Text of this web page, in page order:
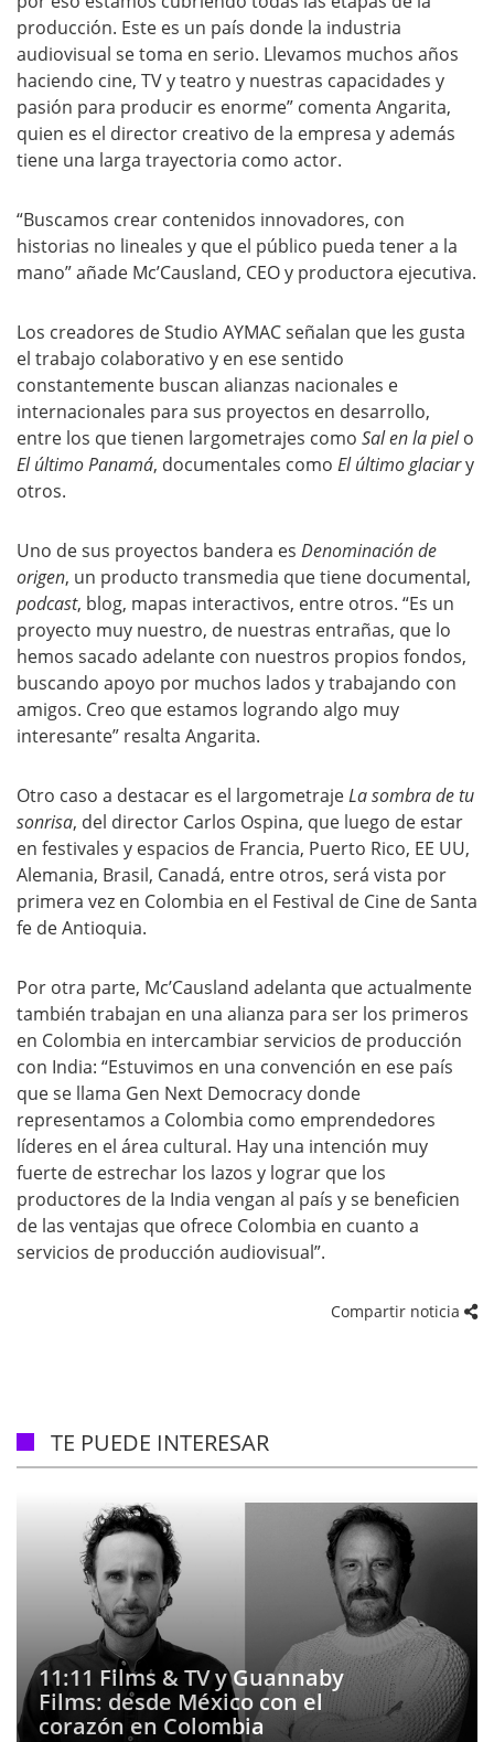
producción. Este es un país donde la industria
audiovisual se toma en serio. Llevamos muchos años
haciendo cine, TV y teatro y nuestras capacidades y
pasión para producir es enorme” comenta Angarita,
quien es el director creativo de la empresa y además
tiene una larga trayectoria como actor.
“Buscamos crear contenidos innovadores, con
historias no lineales y que el público pueda tener a la
mano” añade Mc’Causland, CEO y productora ejecutiva.
Los creadores de Studio AYMAC señalan que les gusta
el trabajo colaborativo y en ese sentido
constantemente buscan alianzas nacionales e
internacionales para sus proyectos en desarrollo,
entre los que tienen largometrajes como Sal en la pielo
El último Panamá, documentales como El último glaciary
otros.
Uno de sus proyectos bandera es Denominación de
origen, un producto transmedia que tiene documental,
podcast, blog, mapas interactivos, entre otros. “Es un
proyecto muy nuestro, de nuestras entrañas, que lo
hemos sacado adelante con nuestros propios fondos,
buscando apoyo por muchos lados y trabajando con
amigos. Creo que estamos logrando algo muy
interesante” resalta Angarita.
Otro caso a destacar es el largometrajeLa sombra de tu
sonrisa, del director Carlos Ospina, que luego de estar
en festivales y espacios de Francia, Puerto Rico, EE UU,
Alemania, Brasil, Canadá, entre otros, será vista por
primera vez en Colombia en el Festival de Cine de Santa
fe de Antioquia.
Por otra parte, Mc’Causland adelanta que actualmente
también trabajan en una alianza para ser los primeros
en Colombia en intercambiar servicios de producción
con India: “Estuvimos en una convención en ese país
que se llama Gen Next Democracy donde
representamos a Colombia como emprendedores
líderes en el área cultural. Hay una intención muy
fuerte de estrechar los lazos y lograr que los
productores de la India vengan al país y se beneficien
de las ventajas que ofrece Colombia en cuanto a
servicios de producción audiovisual”.
Compartir noticia
TE PUEDE INTERESAR
11:11 Films & TV y Guannaby
Films: desde México con el
corazón en Colombia